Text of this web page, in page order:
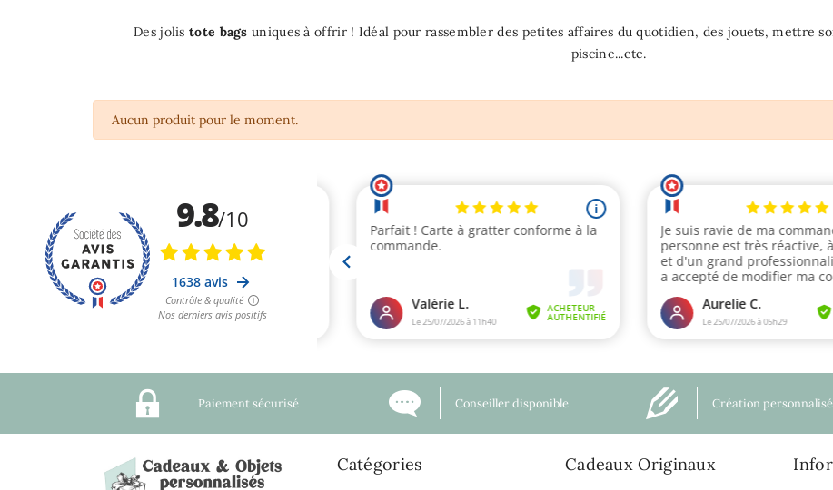
Des jolis tote bags uniques à offrir ! Idéal pour rassembler des petites affaires du quotidien, des jouets, mettre
piscine...etc.
Aucun produit pour le moment.
Paiement sécurisé Conseiller disponible Création
Catégories Cadeaux Originaux